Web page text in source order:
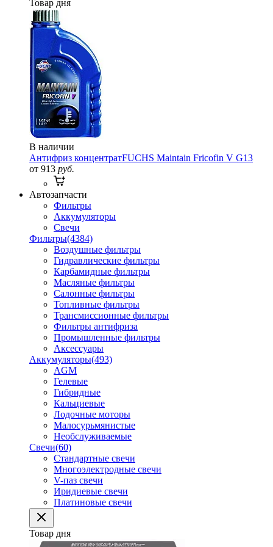
Товар дня
В наличии
Антифриз концентратFUCHS Maintain Fricofin V G13
от 913 руб.
Автозапчасти
Фильтры
Аккумуляторы
Свечи
Фильтры(4384)
Воздушные фильтры
Гидравлические фильтры
Карбамидные фильтры
Масляные фильтры
Салонные фильтры
Топливные фильтры
Трансмиссионные фильтры
Фильтры антифриза
Промышленные фильтры
Аксессуары
Аккумуляторы(493)
AGM
Гелевые
Гибридные
Кальциевые
Лодочные моторы
Малосурьмянистые
Необслуживаемые
Свечи(60)
Стандартные свечи
Многоэлектродные свечи
V-паз свечи
Иридиевые свечи
Платиновые свечи
Товар дня